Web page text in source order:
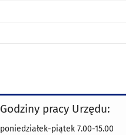
Godziny pracy Urzędu:
poniedziałek-piątek 7.00-15.00